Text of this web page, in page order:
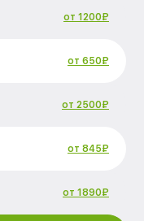
от 1200₽
от 650₽
от 2500₽
от 845₽
от 1890₽